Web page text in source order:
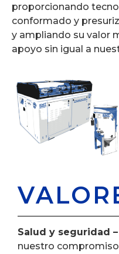
proporcionando
conformado y
y ampliando su valor
apoyo sin igual a
Salud y seguridad –
nuestro compromiso